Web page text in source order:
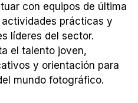
con equipos de última
prácticas y
líderes del sector.
el talento joven,
y orientación para
mundo fotográfico.